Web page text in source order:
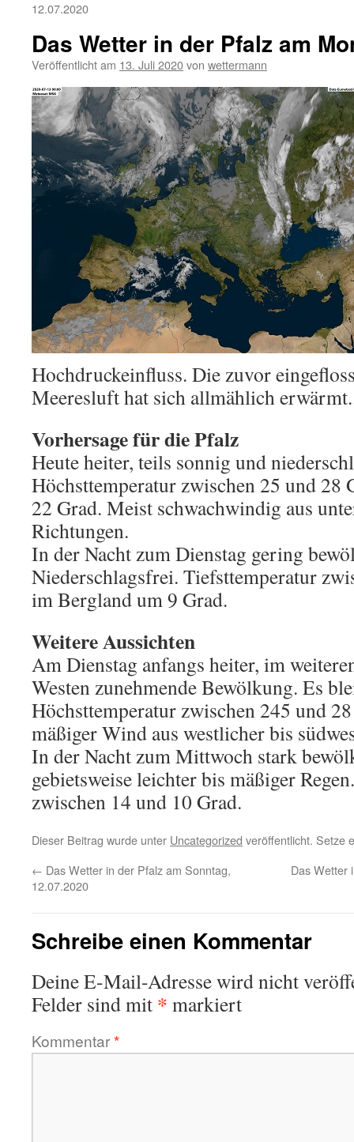
12.07.2020
Das Wetter in der Pfalz am
Veröffentlicht am 13. Juli 2020von wettermann
Hochdruckeinfluss. Die zuvor
Meeresluft hat sich allmählich
Vorhersage für die Pfalz
Heute heiter, teils sonnig und
Höchsttemperatur zwischen 25 und 28
22 Grad. Meist schwachwindig aus
Richtungen.
In der Nacht zum Dienstag gering
Niederschlagsfrei. Tiefsttemperatur
im Bergland um 9 Grad.
Weitere Aussichten
Am Dienstag anfangs heiter, im
Westen zunehmende Bewölkung. Es
Höchsttemperatur zwischen 245 und
mäßiger Wind aus westlicher bis
In der Nacht zum Mittwoch stark
gebietsweise leichter bis mäßiger
zwischen 14 und 10 Grad.
Dieser Beitrag wurde unter Uncategorized veröffentlicht. Setze
← Das Wetter in der Pfalz am Sonntag,
12.07.2020
Das Wetter
Schreibe einen Kommentar
Deine E-Mail-Adresse wird nicht
Felder sind mit * markiert
Kommentar*